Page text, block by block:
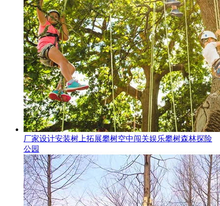
厂家设计安装树上拓展攀树空中闯关娱乐攀树森林探险
公园